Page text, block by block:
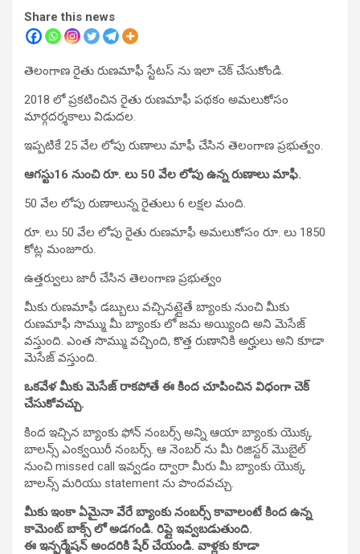
Share this news
తెలంగాణ రైతు రుణమాఫీ స్టేటస్ ను ఇలా చెక్ చేసుకోండి.
2018 లో ప్రకటించిన రైతు రుణమాఫీ పథకం అమలుకోసం
మార్గదర్శకాలు విడుదల.
ఇప్పటికే 25 వేల లోపు రుణాలు మాఫీ చేసిన తెలంగాణ ప్రభుత్వం.
ఆగస్టు16 నుంచి రూ. లు 50 వేల లోపు ఉన్న రుణాలు మాఫీ.
50 వేల లోపు రుణాలున్న రైతులు 6 లక్షల మంది.
రూ. లు 50 వేల లోపు రైతు రుణమాఫీ అమలుకోసం రూ. లు 1850
కోట్ల మంజూరు.
ఉత్తర్వులు జారీ చేసిన తెలంగాణ ప్రభుత్వం
మీకు రుణమాఫీ డబ్బులు వచ్చినట్లైతే బ్యాంకు నుంచి మీకు
రుణమాఫీ సొమ్ము మీ బ్యాంకు లో జమ అయ్యింది అని మెసేజ్
వస్తుంది. ఎంత సొమ్ము వచ్చింది, కొత్త రుణానికి అర్హులు అని కూడా
మెసేజ్ వస్తుంది.
ఒకవేళ మీకు మెసేజ్ రాకపోతే ఈ కింద చూపించిన విధంగా చెక్
చేసుకోవచ్చు.
కింద ఇచ్చిన బ్యాంకు ఫోన్ నంబర్స్ అన్ని ఆయా బ్యాంకు యొక్క
బాలన్స్ ఎంక్వయిరీ నంబర్స్. ఆ నెంబర్ ను మీ రిజిస్టర్ మొబైల్
నుంచి missed call ఇవ్వడం ద్వారా మీరు మీ బ్యాంకు యొక్క
బాలన్స్ మరియు statement ను పొందవచ్చు.
మీకు ఇంకా ఏమైనా వేరే బ్యాంకు నంబర్స్ కావాలంటే కింద ఉన్న
కామెంట్ బాక్స్ లో అడగండి. రిప్లై ఇవ్వబడుతుంది.
ఈ ఇన్ఫర్మేషన్ అందరికి షేర్ చేయండి. వాళ్లకు కూడా